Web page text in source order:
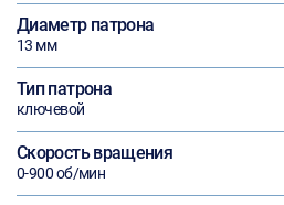
Диаметр патрона
13 мм
Тип патрона
ключевой
Скорость вращения
0-900 об/мин